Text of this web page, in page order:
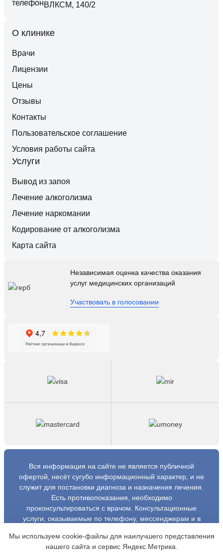
ВЛКСМ, 140/2
О клинике
Врачи
Лицензии
Цены
Отзывы
Контакты
Пользовательское соглашение
Условия работы сайта
Услуги
Вывод из запоя
Лечение алкоголизма
Лечение наркомании
Кодирование от алкоголизма
Карта сайта
Независимая оценка качества оказания
услуг медицинских организаций
Участвовать в голосовании
Вся информация на сайте не является публичной
офертой, несёт сугубо информационный характер, и не
служит для постановки диагноза и назначения лечения.
Есть противопоказания, необходимо
проконсультироваться с врачом. Консультационные
услуги, оказываемые по телефону, мессенджерам и в
характер и не являются медицинскими услугами.
Оставаясь на сайте вы соглашаетесь на использование
Мы используем cookie-файлы для наилучшего представления
нашего сайта и сервис Яндекс.Метрика.